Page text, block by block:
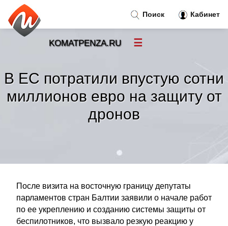
В ЕС потратили впустую сотни
миллионов евро на защиту от
дронов
После визита на восточную границу депутаты
парламентов стран Балтии заявили о начале работ
по ее укреплению и созданию системы защиты от
беспилотников, что вызвало резкую реакцию у
Поиск Кабинет
KOMATPENZA.RU ☰
Новости»
Тренды новостей»